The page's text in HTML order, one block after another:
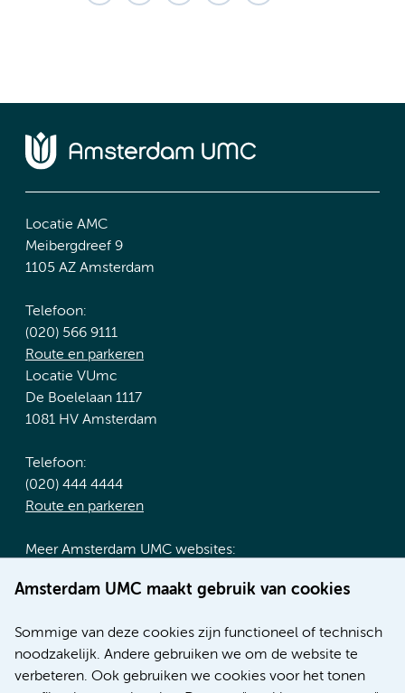
Amsterdam UMC maakt gebruik van cookies
Sommige van deze cookies zijn functioneel of technisch
noodzakelijk. Andere gebruiken we om de website te
verbeteren. Ook gebruiken we cookies voor het tonen
Locatie AMC
Meibergdreef 9
1105 AZ Amsterdam
Telefoon:
(020) 566 9111
Route en parkeren
Locatie VUmc
De Boelelaan 1117
1081 HV Amsterdam
Telefoon:
(020) 444 4444
Route en parkeren
Meer Amsterdam UMC websites:
Werken bij Amsterdam UMC
Nieuws
Research
Educatie locatie AMC